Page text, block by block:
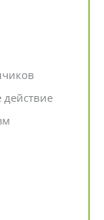
действие